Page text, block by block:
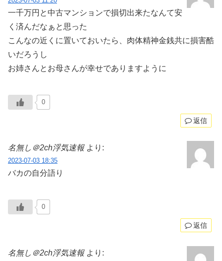
一千万円と中古マンションで損切出来たなんて安
く済んだなぁと思った
こんなの近くに置いておいたら、肉体精神金銭共に損害酷
いだろうし
お姉さんとお母さんが幸せでありますように
0
返信
名無し＠2ch浮気速報 より:
2023-07-03 18:35
バカの自分語り
0
返信
名無し＠2ch浮気速報 より: